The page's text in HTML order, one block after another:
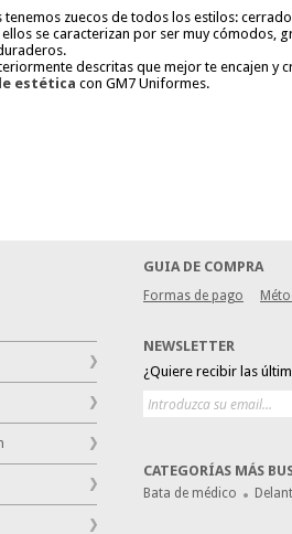
tenemos zuecos de todos los estilos:
se caracterizan por ser muy cómodos,
descritas que mejor te encajen y
estética con GM7 Uniformes.
GUIA DE COMPRA
Formas de pago
NEWSLETTER
¿Quiere recibir las
CATEGORÍAS MÁS
Bata de médico